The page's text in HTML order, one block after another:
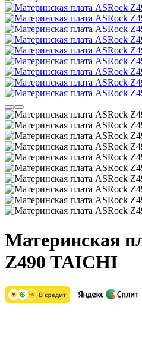
Материнская
Z490 TAICHI